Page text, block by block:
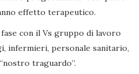
effetto terapeutico.
con il Vs gruppo di lavoro
infermieri, personale sanitario,
traguardo”.